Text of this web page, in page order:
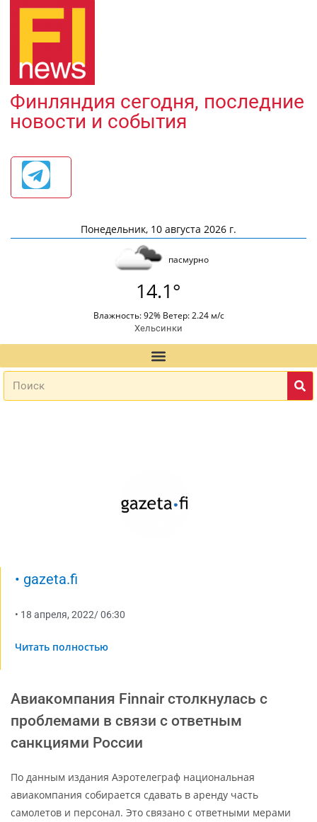
Финляндия сегодня, последние
новости и события
Понедельник, 10 августа 2026 г.
пасмурно
14.1°
Влажность: 92% Ветер: 2.24 м/с
Хельсинки
• gazeta.fi
• 18 апреля, 2022/06:30
Читать полностью
Авиакомпания Finnair столкнулась с
проблемами в связи с ответным
санкциями России
По данным издания Аэротелеграф национальная
авиакомпания собирается сдавать в аренду часть
самолетов и персонал. Это связано с ответными мерами